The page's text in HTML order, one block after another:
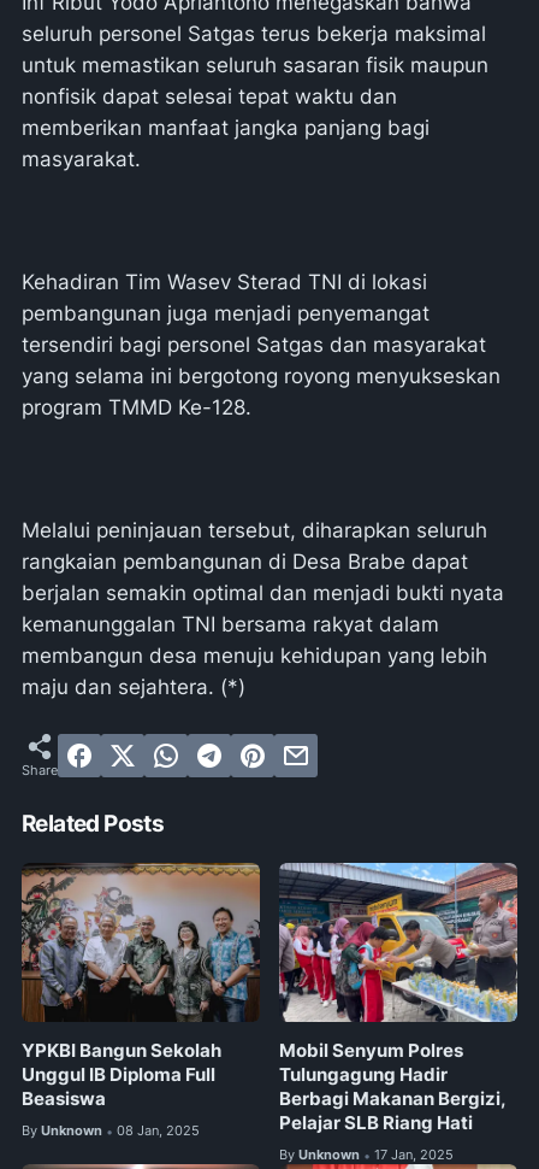
seluruh personel Satgas terus bekerja maksimal
untuk memastikan seluruh sasaran fisik maupun
nonfisik dapat selesai tepat waktu dan
memberikan manfaat jangka panjang bagi
masyarakat.
Kehadiran Tim Wasev Sterad TNI di lokasi
pembangunan juga menjadi penyemangat
tersendiri bagi personel Satgas dan masyarakat
yang selama ini bergotong royong menyukseskan
program TMMD Ke-128.
Melalui peninjauan tersebut, diharapkan seluruh
rangkaian pembangunan di Desa Brabe dapat
berjalan semakin optimal dan menjadi bukti nyata
kemanunggalan TNI bersama rakyat dalam
membangun desa menuju kehidupan yang lebih
maju dan sejahtera. (*)
Related Posts
YPKBI Bangun Sekolah
Unggul IB Diploma Full
Beasiswa
By Unknown • 08 Jan, 2025
Mobil Senyum Polres
Tulungagung Hadir
Berbagi Makanan Bergizi,
Pelajar SLB Riang Hati
By Unknown • 17 Jan, 2025